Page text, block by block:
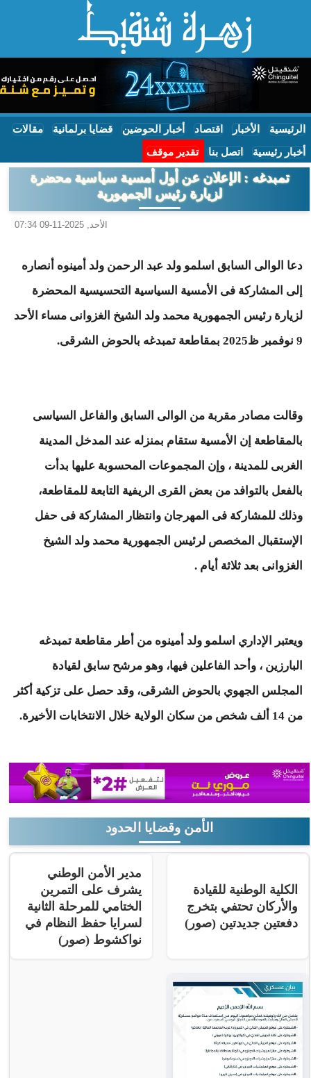
الرئيسية الأخبار اقتصاد أخبار الحوضين قضايا برلمانية مقالات
أخبار رئيسية اتصل بنا تقدير موقف
تمبدغه : الإعلان عن أول أمسية سياسية محضرة
لزيارة رئيس الجمهورية
الأحد, 2025-11-09 07:34
دعا الوالى السابق اسلمو ولد عبد الرحمن ولد أمينوه أنصاره
إلى المشاركة فى الأمسية السياسية التحسيسية المحضرة
لزيارة رئيس الجمهورية محمد ولد الشيخ الغزوانى مساء الأحد
9 نوفمبر ظ2025 بمقاطعة تمبدغه بالحوض الشرقى.
وقالت مصادر مقربة من الوالى السابق والفاعل السياسى
بالمقاطعة إن الأمسية ستقام بمنزله عند المدخل المدينة
الغربى للمدينة ، وإن المجموعات المحسوبة عليها بدأت
بالفعل بالتوافد من بعض القرى الريفية التابعة للمقاطعة،
وذلك للمشاركة فى المهرجان وانتظار المشاركة فى حفل
الإستقبال المخصص لرئيس الجمهورية محمد ولد الشيخ
الغزوانى بعد ثلاثة أيام .
ويعتبر الإداري اسلمو ولد أمينوه من أطر مقاطعة تمبدغه
البارزين ، وأحد الفاعلين فيها، وهو مرشح سابق لقيادة
المجلس الجهوي بالحوض الشرقى، وقد حصل على تزكية أكثر
من 14 ألف شخص من سكان الولاية خلال الانتخابات الأخيرة.
الأمن وقضايا الحدود
الكلية الوطنية للقيادة
والأركان تحتفي بتخرج
دفعتين جديدتين (صور)
مدير الأمن الوطني
يشرف على التمرين
الختامي للمرحلة الثانية
لسرايا حفظ النظام في
نواكشوط (صور)